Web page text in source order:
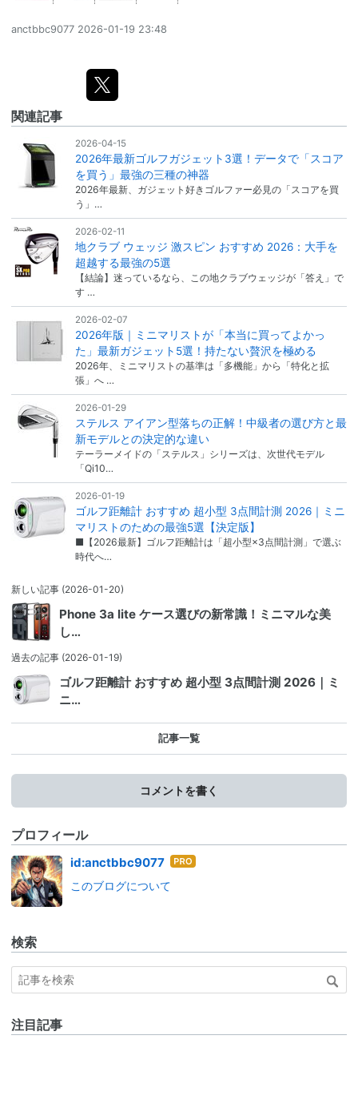
anctbbc9077 2026-01-19 23:48
関連記事
2026-04-15
2026年最新ゴルフガジェット3選！データで「スコア
を買う」最強の三種の神器
2026年最新、ガジェット好きゴルファー必見の「スコアを買
う」…
2026-02-11
地クラブ ウェッジ 激スピン おすすめ 2026：大手を
超越する最強の5選
【結論】迷っているなら、この地クラブウェッジが「答え」で
す …
2026-02-07
2026年版｜ミニマリストが「本当に買ってよかっ
た」最新ガジェット5選！持たない贅沢を極める
2026年、ミニマリストの基準は「多機能」から「特化と拡
張」へ …
2026-01-29
ステルス アイアン型落ちの正解！中級者の選び方と最
新モデルとの決定的な違い
テーラーメイドの「ステルス」シリーズは、次世代モデル
「Qi10…
2026-01-19
ゴルフ距離計 おすすめ 超小型 3点間計測 2026｜ミニ
マリストのための最強5選【決定版】
■【2026最新】ゴルフ距離計は「超小型×3点間計測」で選ぶ
時代へ…
新しい記事 (2026-01-20)
Phone 3a lite ケース選びの新常識！ミニマルな美
し…
過去の記事 (2026-01-19)
ゴルフ距離計 おすすめ 超小型 3点間計測 2026｜ミ
ニ…
記事一覧
コメントを書く
プロフィール
id:anctbbc9077 はて
このブログについて
検索
注目記事